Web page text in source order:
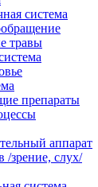
система
травы
препараты
аппарат
/зрение, слух/